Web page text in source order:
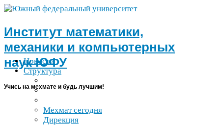
Институт математики,
механики и компьютерных
наукЮФУ
Учись на мехмате и будь лучшим!
Новости
Структура
Мехмат сегодня
Дирекция